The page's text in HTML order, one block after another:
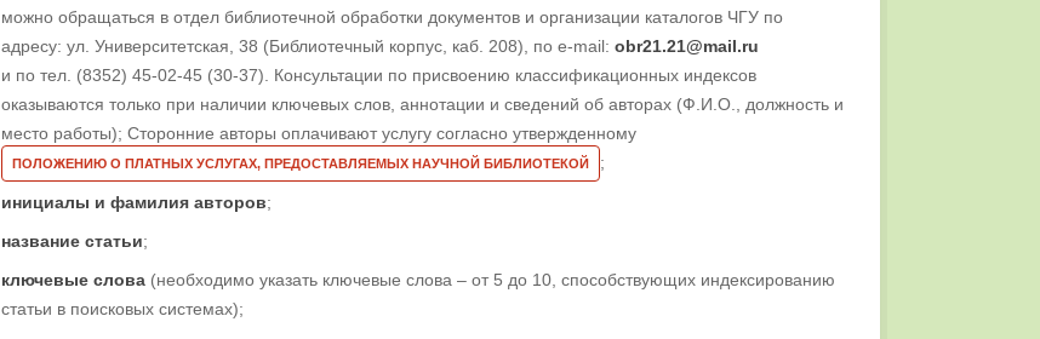
можно обращаться в отдел библиотечной обработки документов и организации каталогов ЧГУ по
адресу: ул. Университетская, 38 (Библиотечный корпус, каб. 208), по e-mail: obr21.21@mail.ru
и по тел. (8352) 45-02-45 (30-37). Консультации по присвоению классификационных индексов
оказываются только при наличии ключевых слов, аннотации и сведений об авторах (Ф.И.О., должность и
место работы); Сторонние авторы оплачивают услугу согласно утвержденному
ПОЛОЖЕНИЮ О ПЛАТНЫХ УСЛУГАХ, ПРЕДОСТАВЛЯЕМЫХ НАУЧНОЙ БИБЛИОТЕКОЙ ;
инициалы и фамилия авторов;
название статьи;
ключевые слова (необходимо указать ключевые слова – от 5 до 10, способствующих индексированию
статьи в поисковых системах);